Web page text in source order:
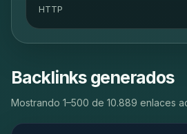
HTTP
Backlinks generados
Mostrando 1–500 de 10.889 enlaces